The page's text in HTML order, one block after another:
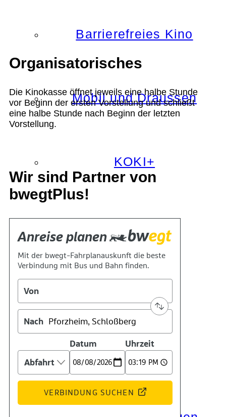
Barrierefreies Kino
Mobil und Draussen
KOKI+
Das Team
Organisatorisches
Die Kinokasse öffnet jeweils eine halbe Stunde
vor Beginn der ersten Vorstellung und schließt
eine halbe Stunde nach Beginn der letzten
Vorstellung.
Wir sind Partner von
bwegtPlus!